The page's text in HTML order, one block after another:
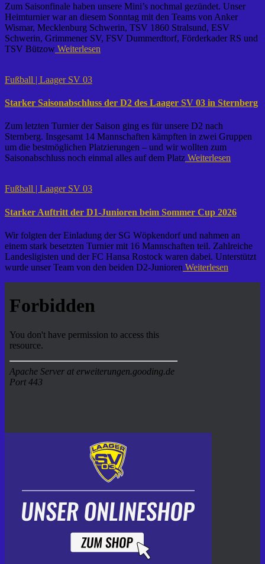
Zum Saisonfinale haben unsere Mini’s nochmal gezündet. Unser
Heimturnier war an diesem Sonntag mit den Teams von Anker
Wismar, Mecklenburg Schwerin, TSV 1860 Stralsund, ESV
Schwerin, Grimmener SV, FSV Dummerdtorf, Förderkader RS und
TSV Bützow Weiterlesen
Fußball | Laager SV 03
Starker Saisonabschluss der D2 des Laager SV 03 in Sternberg
Zum letzten Turnier der Saison ging es für unsere D2 nach
Sternberg. Insgesamt 14 Mannschaften kämpften in zwei Gruppen
um die bestmöglichen Platzierungen – und wir wollten zum
Saisonabschluss noch einmal alles auf dem Platz Weiterlesen
Fußball | Laager SV 03
Starker Auftritt der D1-Junioren beim Sommer Cup 2026
Wir folgten der Einladung der SG Wöpkendorf und nahmen an
einem stark besetzten Turnier mit 16 Mannschaften teil. Zahlreiche
Landesligisten und der FC Hansa Rostock waren dabei. Unterstützt
wurde unser Team von den beiden D2-Junioren Weiterlesen